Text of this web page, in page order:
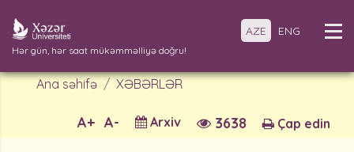
Hər gün, hər saat mükəmməlliyə doğru!
AZE ENG
Ana səhifə XƏBƏRLƏR
Çap edin
3638
Arxiv
A-
A+